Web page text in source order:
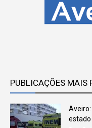
PUBLICAÇÕES MAIS